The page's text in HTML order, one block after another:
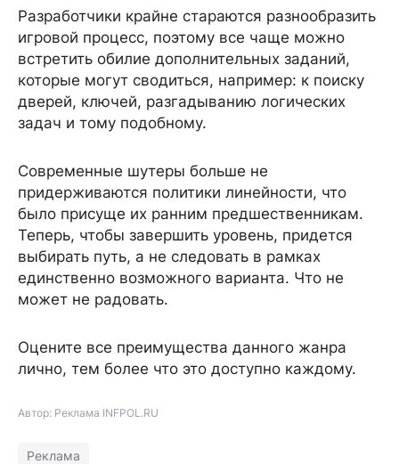
Разработчики крайне стараются разнообразить
игровой процесс, поэтому все чаще можно
встретить обилие дополнительных заданий,
которые могут сводиться, например: к поиску
дверей, ключей, разгадыванию логических
задач и тому подобному.
Современные шутеры больше не
придерживаются политики линейности, что
было присуще их ранним предшественникам.
Теперь, чтобы завершить уровень, придется
выбирать путь, а не следовать в рамках
единственно возможного варианта. Что не
может не радовать.
Оцените все преимущества данного жанра
лично, тем более что это доступно каждому.
Автор: Реклама INFPOL.RU
Реклама